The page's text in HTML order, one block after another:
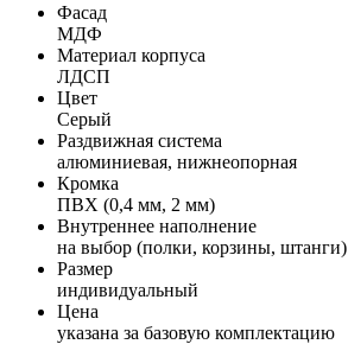
Фасад
МДФ
Материал корпуса
ЛДСП
Цвет
Серый
Раздвижная система
алюминиевая, нижнеопорная
Кромка
ПВХ (0,4 мм, 2 мм)
Внутреннее наполнение
на выбор (полки, корзины, штанги)
Размер
индивидуальный
Цена
указана за базовую комплектацию